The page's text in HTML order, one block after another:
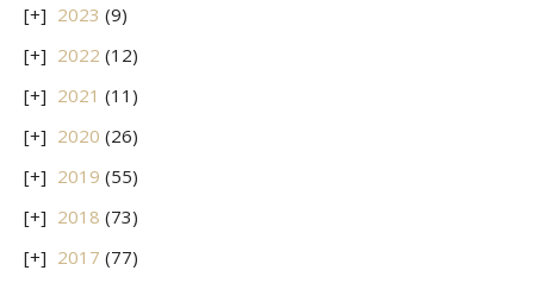
2023 (9)
2022 (12)
2021 (11)
2020 (26)
2019 (55)
2018 (73)
2017 (77)